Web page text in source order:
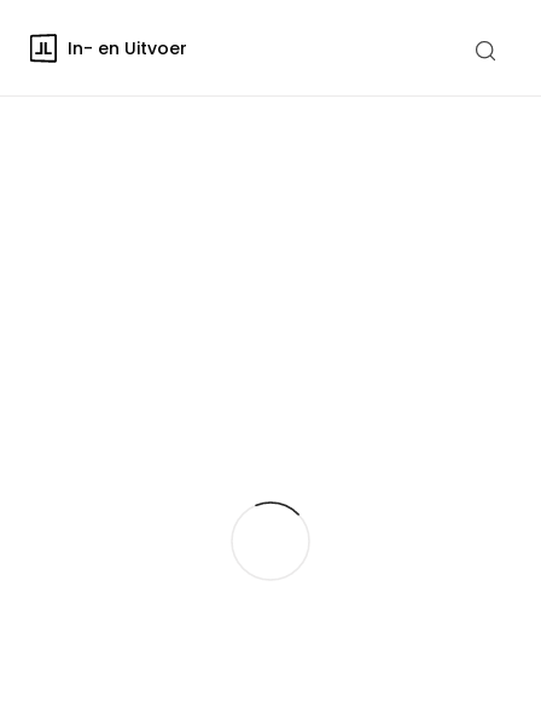
In- en Uitvoer